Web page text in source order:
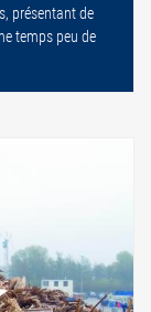
présentant de
temps peu de